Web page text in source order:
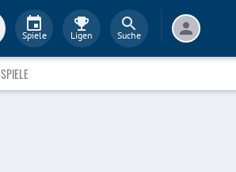
Spiele Ligen Suche
SPIELE